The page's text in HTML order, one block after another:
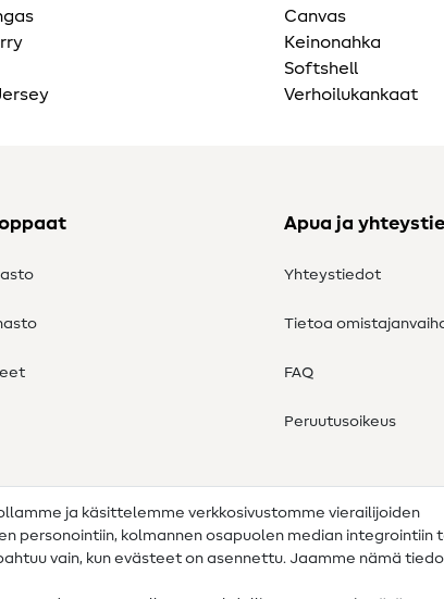
Canvas
Keinonahka
Softshell
Verhoilukankaat
Apua ja
Yhteystiedot
Tietoa
FAQ
Peruutusoikeus
ja käsittelemme verkkosivustomme vierailijoiden
personointiin, kolmannen osapuolen median integrointiin
vain, kun evästeet on asennettu. Jaamme nämä